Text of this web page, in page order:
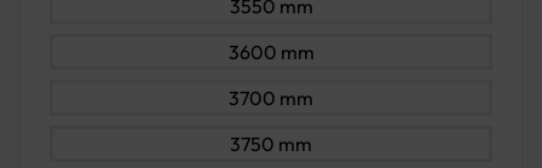
3550 mm
3600 mm
3700 mm
3750 mm